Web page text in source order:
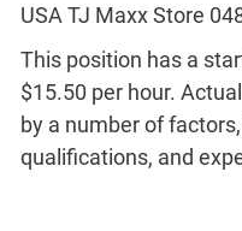
USA TJ Maxx Store
This position has a
$15.50 per hour.
by a number of
qualifications, and